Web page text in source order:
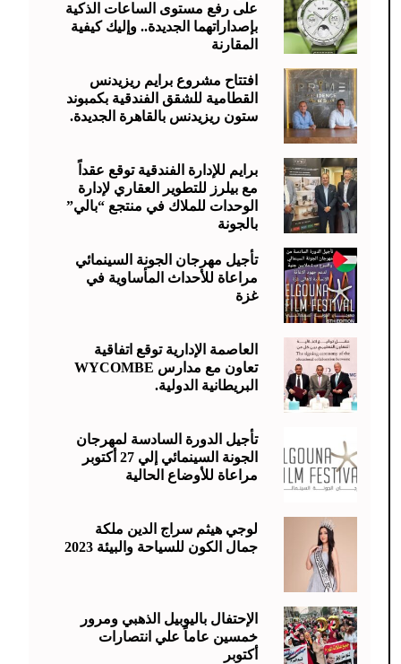
على رفع مستوى الساعات الذكية
بإصداراتهما الجديدة.. وإليك كيفية
المقارنة
افتتاح مشروع برايم ريزيدنس
القطامية للشقق الفندقية بكمبوند
ستون ريزيدنس بالقاهرة الجديدة.
برايم للإدارة الفندقية توقع عقداً
مع بيلرز للتطوير العقاري لإدارة
الوحدات للملاك في منتجع “بالي”
بالجونة
تأجيل مهرجان الجونة السينمائي
مراعاة للأحداث المأساوية في
غزة
العاصمة الإدارية توقع اتفاقية
تعاون مع مدارس WYCOMBE
البريطانية الدولية.
تأجيل الدورة السادسة لمهرجان
الجونة السينمائي إلي 27 أكتوبر
مراعاة للأوضاع الحالية
لوجي هيثم سراج الدين ملكة
جمال الكون للسياحة والبيئة 2023
الإحتفال باليوبيل الذهبي ومرور
خمسين عاماً علي انتصارات
أكتوبر